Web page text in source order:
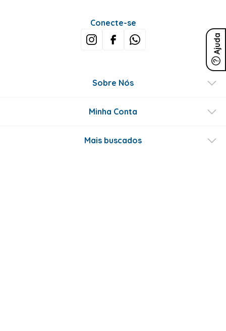
Ajuda
Conecte-se
Sobre Nós
Minha Conta
Mais buscados